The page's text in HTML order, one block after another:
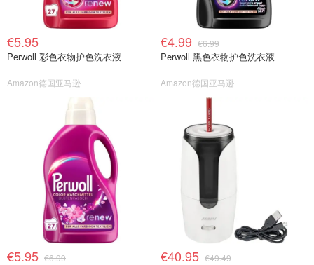
€5.95
Perwoll 彩色衣物护色洗衣液
Amazon德国亚马逊
€4.99 €6.99
Perwoll 黑色衣物护色洗衣液
Amazon德国亚马逊
€5.95 €6.99 €40.95 €49.49